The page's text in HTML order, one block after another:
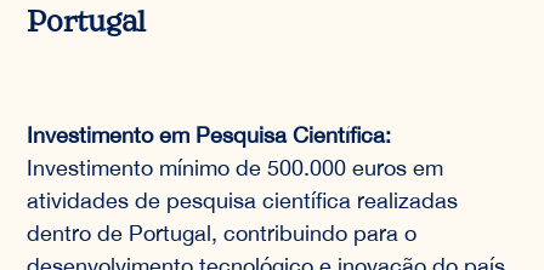
Portugal
Investimento em Pesquisa Científica:
Investimento mínimo de 500.000 euros em
atividades de pesquisa científica realizadas
dentro de Portugal, contribuindo para o